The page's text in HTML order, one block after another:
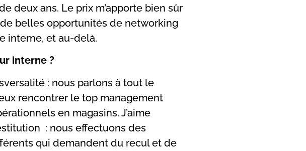
deux ans. Le prix m’apporte bien sûr
de belles opportunités de networking
interne, et au-delà.
interne ?
: nous parlons à tout le
rencontrer le top management
en magasins. J’aime
: nous effectuons des
qui demandent du recul et de